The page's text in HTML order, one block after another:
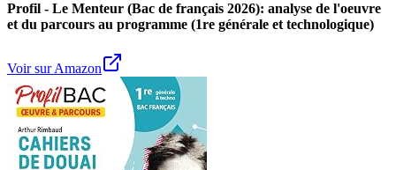
Profil - Le Menteur (Bac de français 2026): analyse de l'oeuvre
et du parcours au programme (1re générale et technologique)
Voir sur Amazon